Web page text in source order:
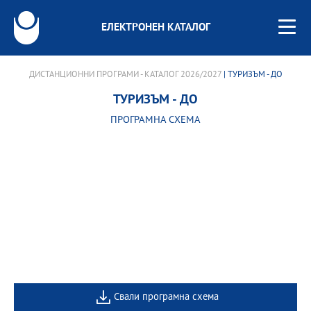
ЕЛЕКТРОНЕН КАТАЛОГ
ДИСТАНЦИОННИ ПРОГРАМИ - КАТАЛОГ 2026/2027| ТУРИЗЪМ - ДО
ТУРИЗЪМ - ДО
ПРОГРАМНА СХЕМА
Свали програмна схема